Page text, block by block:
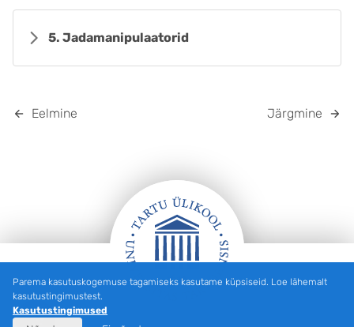
5. Jadamanipulaatorid
Eelmine Järgmine
Jalus
Parema kasutuskogemuse tagamiseks kasutame küpsiseid. Loe lähemalt
kasutustingimustest.
Kasutustingimused